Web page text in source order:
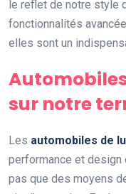
le reflet de notre style
fonctionnalités
elles sont un
sur notre
Les automobiles de
performance et design
pas que des moyens